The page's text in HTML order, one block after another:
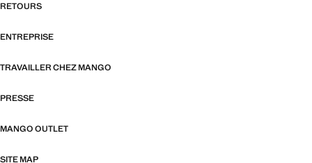
RETOURS
ENTREPRISE
TRAVAILLER CHEZ MANGO
PRESSE
MANGO OUTLET
SITE MAP